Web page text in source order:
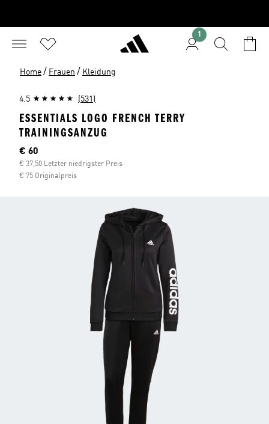
1
Home / Frauen / Kleidung
4.5 (531)
ESSENTIALS LOGO FRENCH TERRY
TRAININGSANZUG
Aktueller Preis
€ 60
€ 37,50 Letzter niedrigster Preis
€ 75 Originalpreis